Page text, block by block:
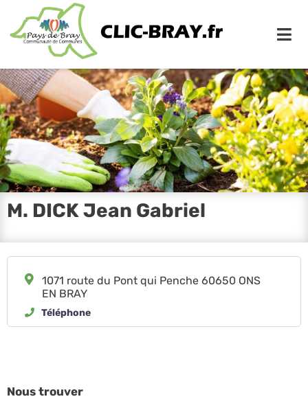
M. DICK Jean Gabriel
1071 route du Pont qui Penche 60650 ONS
EN BRAY
Téléphone
Nous trouver